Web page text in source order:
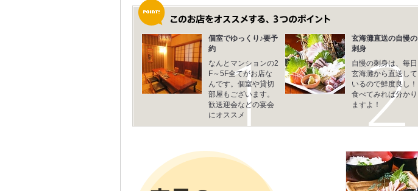
個室でゆっくり♪要予
約
なんとマンションの2
F～5F全てがお店な
んです。個室や貸切
部屋もございます。
歓送迎会などの宴会
にオススメ
玄海灘直送の自慢の
刺身
自慢の刺身は、毎日
玄海灘から直送して
いるので鮮度良し！
食べてみれば分かり
ますよ！